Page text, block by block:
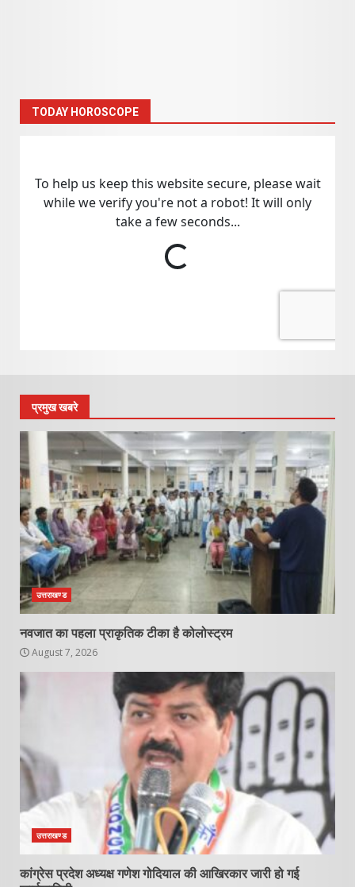
TODAY HOROSCOPE
प्रमुख खबरे
उत्तराखण्ड
नवजात का पहला प्राकृतिक टीका है कोलोस्ट्रम
August 7, 2026
उत्तराखण्ड
कांग्रेस प्रदेश अध्यक्ष गणेश गोदियाल की आखिरकार जारी हो गई